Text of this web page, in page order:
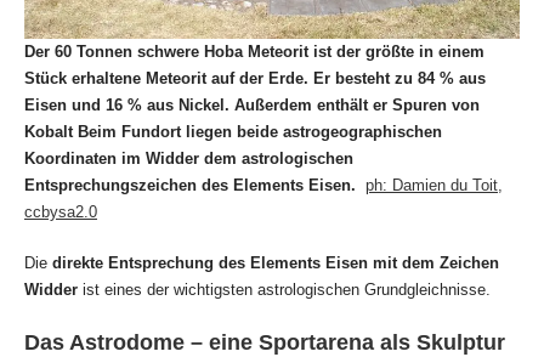
Der 60 Tonnen schwere Hoba Meteorit ist der größte in einem
Stück erhaltene Meteorit auf der Erde. Er besteht zu 84 % aus
Eisen und 16 % aus Nickel. Außerdem enthält er Spuren von
Kobalt Beim Fundort liegen beide astrogeographischen
Koordinaten im Widder dem astrologischen
Entsprechungszeichen des Elements Eisen. ph: Damien du Toit,
ccbysa2.0
Die direkte Entsprechung des Elements Eisen mit dem Zeichen
Widder ist eines der wichtigsten astrologischen Grundgleichnisse.
Das Astrodome – eine Sportarena als Skulptur